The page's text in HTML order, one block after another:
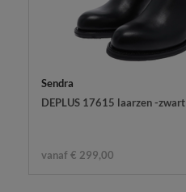
Sendra
DEPLUS 17615 laarzen -zwart
vanaf € 299,00